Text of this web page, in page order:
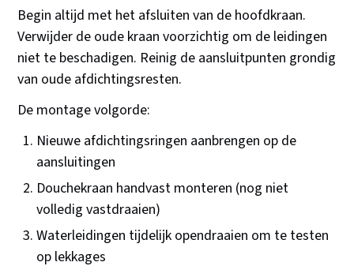
Begin altijd met het afsluiten van de hoofdkraan.
Verwijder de oude kraan voorzichtig om de leidingen
niet te beschadigen. Reinig de aansluitpunten grondig
van oude afdichtingsresten.
De montage volgorde:
Nieuwe afdichtingsringen aanbrengen op de
aansluitingen
Douchekraan handvast monteren (nog niet
volledig vastdraaien)
Waterleidingen tijdelijk opendraaien om te testen
op lekkages